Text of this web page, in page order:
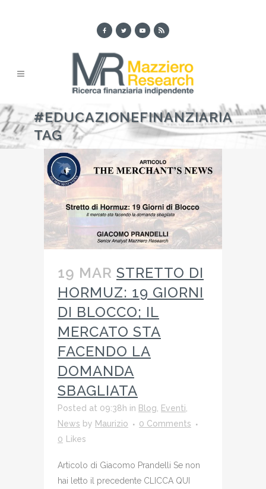
#EDUCAZIONEFINANZIARIA
TAG
19 MAR STRETTO DI
HORMUZ: 19 GIORNI
DI BLOCCO; IL
MERCATO STA
FACENDO LA
DOMANDA
SBAGLIATA
Posted at 09:38h in Blog Eventi
News by Maurizio
0 Comments
0
Likes
Articolo di Giacomo Prandelli Se non
hai letto il precedente CLICCA QUI